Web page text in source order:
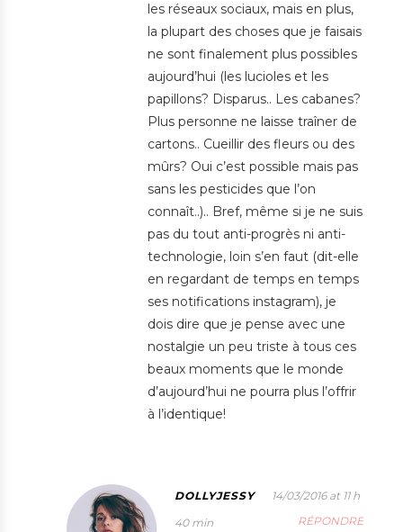
les réseaux sociaux, mais en plus,
la plupart des choses que je faisais
ne sont finalement plus possibles
aujourd’hui (les lucioles et les
papillons? Disparus.. Les cabanes?
Plus personne ne laisse traîner de
cartons.. Cueillir des fleurs ou des
mûrs? Oui c’est possible mais pas
sans les pesticides que l’on
connaît..).. Bref, même si je ne suis
pas du tout anti-progrès ni anti-
technologie, loin s’en faut (dit-elle
en regardant de temps en temps
ses notifications instagram), je
dois dire que je pense avec une
nostalgie un peu triste à tous ces
beaux moments que le monde
d’aujourd’hui ne pourra plus l’offrir
à l’identique!
DOLLYJESSY
14/03/2016 at 11 h
40 min
RÉPONDRE